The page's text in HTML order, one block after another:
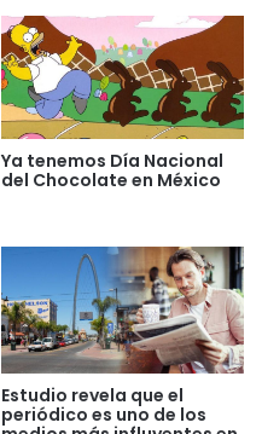
Ya tenemos Día Nacional
del Chocolate en México
Estudio revela que el
periódico es uno de los